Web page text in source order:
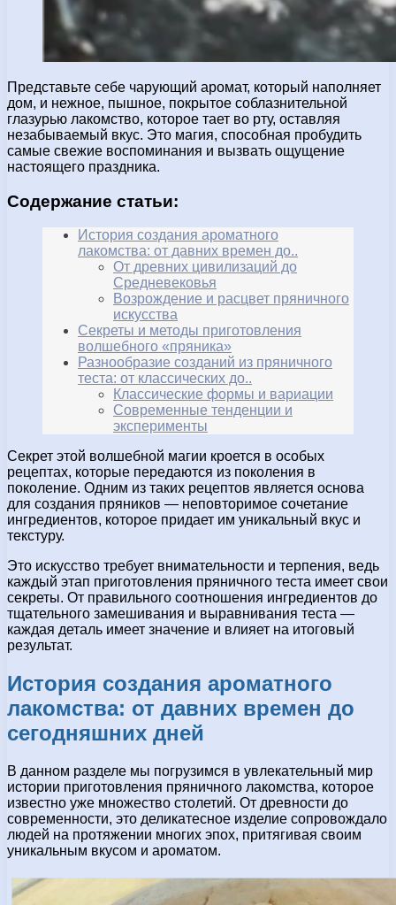
Представьте себе чарующий аромат, который наполняет
дом, и нежное, пышное, покрытое соблазнительной
глазурью лакомство, которое тает во рту, оставляя
незабываемый вкус. Это магия, способная пробудить
самые свежие воспоминания и вызвать ощущение
настоящего праздника.
Содержание статьи:
История создания ароматного
лакомства: от давних времен до..
От древних цивилизаций до
Средневековья
Возрождение и расцвет пряничного
искусства
Секреты и методы приготовления
волшебного «пряника»
Разнообразие созданий из пряничного
теста: от классических до..
Классические формы и вариации
Современные тенденции и
эксперименты
Секрет этой волшебной магии кроется в особых
рецептах, которые передаются из поколения в
поколение. Одним из таких рецептов является основа
для создания пряников — неповторимое сочетание
ингредиентов, которое придает им уникальный вкус и
текстуру.
Это искусство требует внимательности и терпения, ведь
каждый этап приготовления пряничного теста имеет свои
секреты. От правильного соотношения ингредиентов до
тщательного замешивания и выравнивания теста —
каждая деталь имеет значение и влияет на итоговый
результат.
История создания ароматного
лакомства: от давних времен до
сегодняшних дней
В данном разделе мы погрузимся в увлекательный мир
истории приготовления пряничного лакомства, которое
известно уже множество столетий. От древности до
современности, это деликатесное изделие сопровождало
людей на протяжении многих эпох, притягивая своим
уникальным вкусом и ароматом.